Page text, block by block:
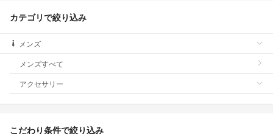
カテゴリで絞り込み
メンズ
メンズすべて
アクセサリー
こだわり条件で絞り込み